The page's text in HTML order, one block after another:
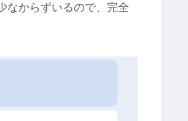
なからずいるので、完全